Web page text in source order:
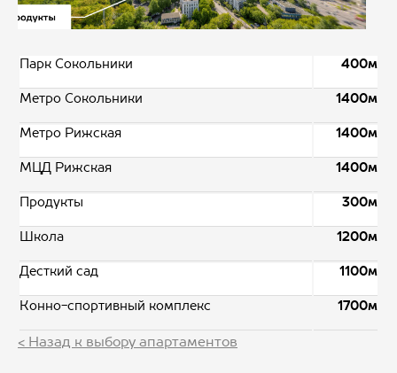
Парк Сокольники 400м
Метро Сокольники 1400м
Метро Рижская 1400м
МЦД Рижская 1400м
Продукты 300м
Школа 1200м
Десткий сад 1100м
Конно-спортивный комплекс 1700м
< Назад к выбору апартаментов